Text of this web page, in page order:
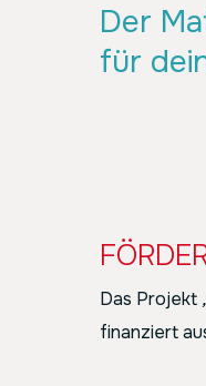
Der
für
Das Projekt
finanziert